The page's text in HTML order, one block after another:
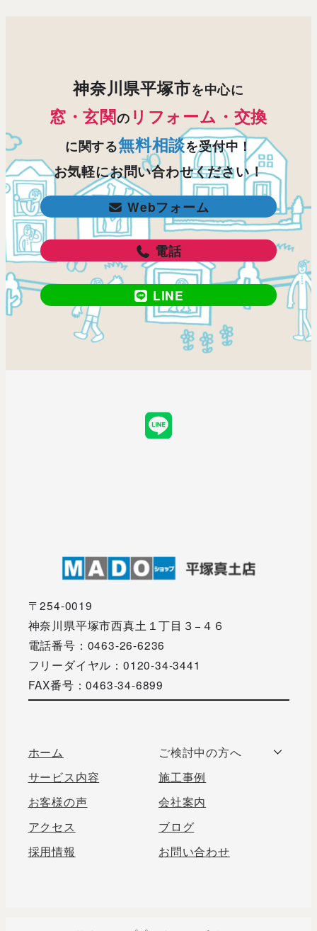
神奈川県平塚市を中心に
窓・玄関の リフォーム・交換
に関する無料相談を受付中！
お気軽にお問い合わせください！
Webフォーム
電話
LINE
LINE
〒254-0019
神奈川県平塚市西真土１丁目３−４６
電話番号：0463-26-6236
フリーダイヤル：0120-34-3441
FAX番号：0463-34-6899
ホーム
ご検討中の方へ
サービス内容
施工事例
お客様の声
会社案内
アクセス
ブログ
採用情報
お問い合わせ